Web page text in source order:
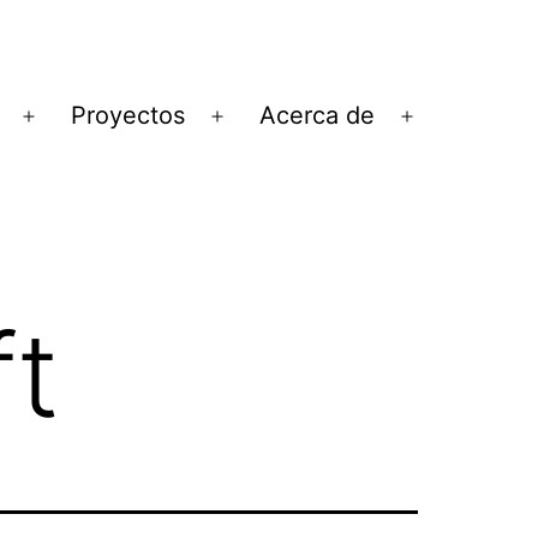
Abrir
Proyectos
Abrir
Acerca de